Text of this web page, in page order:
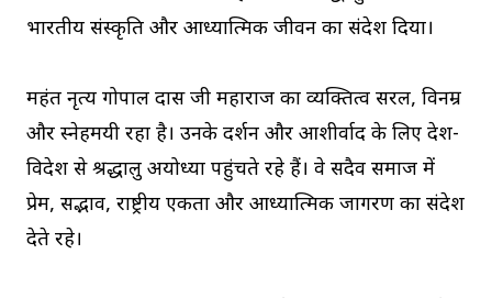
भारतीय संस्कृति और आध्यात्मिक जीवन का संदेश दिया।
महंत नृत्य गोपाल दास जी महाराज का व्यक्तित्व सरल, विनम्र
और स्नेहमयी रहा है। उनके दर्शन और आशीर्वाद के लिए देश-
विदेश से श्रद्धालु अयोध्या पहुंचते रहे हैं। वे सदैव समाज में
प्रेम, सद्भाव, राष्ट्रीय एकता और आध्यात्मिक जागरण का संदेश
देते रहे।